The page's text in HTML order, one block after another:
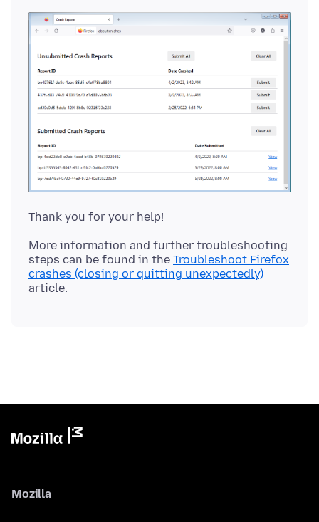
More information and further troubleshooting
steps can be found in the Troubleshoot Firefox
crashes (closing or quitting unexpectedly)
Mozilla